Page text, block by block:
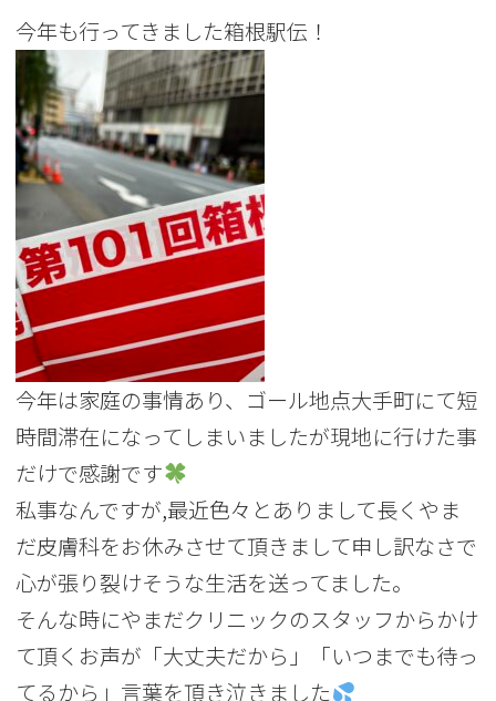
今年も行ってきました箱根駅伝！
今年は家庭の事情あり、ゴール地点大手町にて短
時間滞在になってしまいましたが現地に行けた事
だけで感謝です
私事なんですが,最近色々とありまして長くやま
だ皮膚科をお休みさせて頂きまして申し訳なさで
心が張り裂けそうな生活を送ってました。
そんな時にやまだクリニックのスタッフからかけ
て頂くお声が「大丈夫だから」「いつまでも待っ
てるから」言葉を頂き泣きました